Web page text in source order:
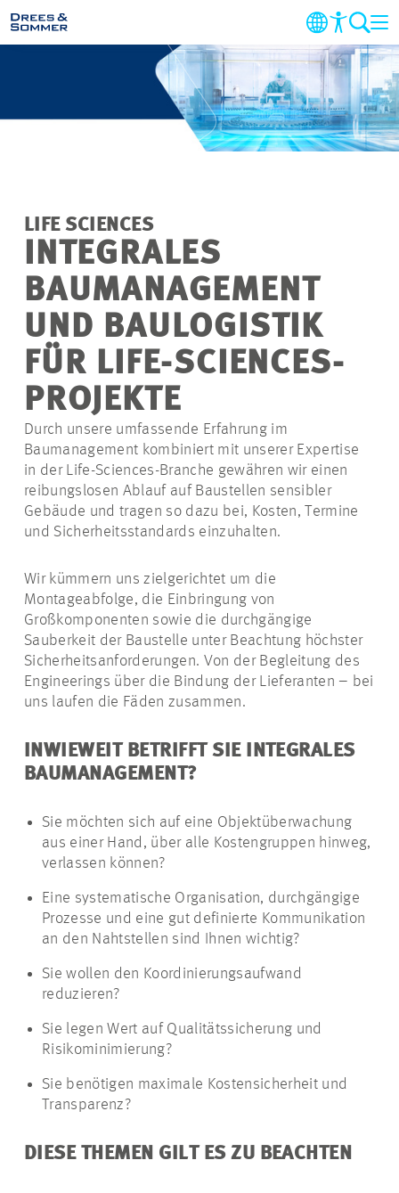
MARKETS
SERVICES
IM FOKUS
KARRIERE
PROJEKTE
KONTAKT
LIFE SCIENCES
INTEGRALES
BAUMANAGEMENT
UND BAULOGISTIK
FÜR LIFE-SCIENCES-
PROJEKTE
Durch unsere umfassende Erfahrung im
Baumanagement kombiniert mit unserer Expertise
in der Life-Sciences-Branche gewähren wir einen
reibungslosen Ablauf auf Baustellen sensibler
Gebäude und tragen so dazu bei, Kosten, Termine
und Sicherheitsstandards einzuhalten.
Wir kümmern uns zielgerichtet um die
Montageabfolge, die Einbringung von
Großkomponenten sowie die durchgängige
Sauberkeit der Baustelle unter Beachtung höchster
Sicherheitsanforderungen. Von der Begleitung des
Engineerings über die Bindung der Lieferanten – bei
uns laufen die Fäden zusammen.
INWIEWEIT BETRIFFT SIE INTEGRALES
BAUMANAGEMENT?
Sie möchten sich auf eine Objektüberwachung
aus einer Hand, über alle Kostengruppen hinweg,
verlassen können?
Eine systematische Organisation, durchgängige
Prozesse und eine gut definierte Kommunikation
an den Nahtstellen sind Ihnen wichtig?
Sie wollen den Koordinierungsaufwand
reduzieren?
Sie legen Wert auf Qualitätssicherung und
Risikominimierung?
Sie benötigen maximale Kostensicherheit und
Transparenz?
DIESE THEMEN GILT ES ZU BEACHTEN